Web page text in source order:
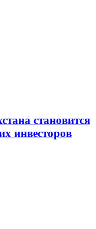
становится
инвесторов